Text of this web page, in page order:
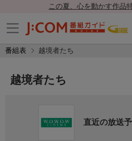
この夏、心を動かす作品
番組表 越境者たち
越境者たち
直近の放送